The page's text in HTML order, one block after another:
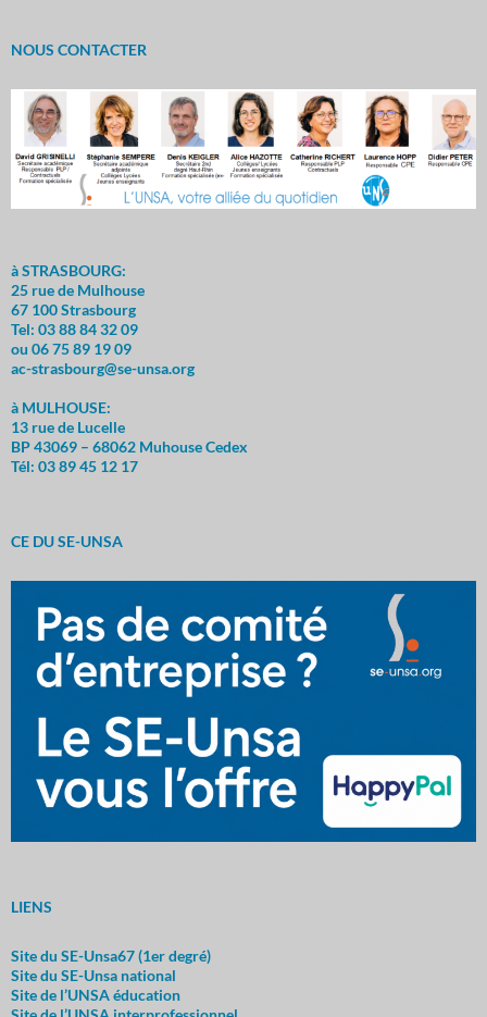
NOUS CONTACTER
à STRASBOURG:
25 rue de Mulhouse
67 100 Strasbourg
Tel: 03 88 84 32 09
ou 06 75 89 19 09
ac-strasbourg@se-unsa.org
à MULHOUSE:
13 rue de Lucelle
BP 43069 – 68062 Muhouse Cedex
Tél: 03 89 45 12 17
CE DU SE-UNSA
LIENS
Site du SE-Unsa67 (1er degré)
Site du SE-Unsa national
Site de l’UNSA éducation